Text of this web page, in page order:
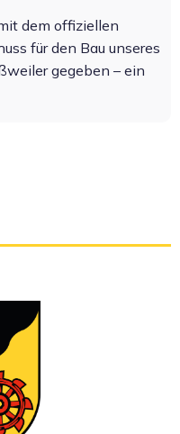
dem offiziellen
für den Bau unseres
gegeben – ein